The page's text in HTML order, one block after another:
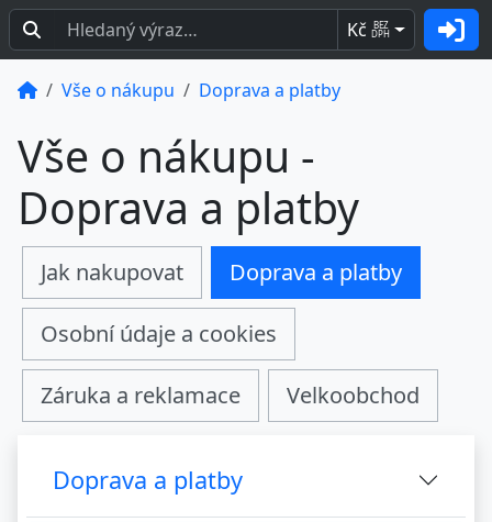
Kč BEZ
DPH
Vše o nákupu Doprava a platby
Vše o nákupu -
Doprava a platby
Jak nakupovat Doprava a platby
Osobní údaje a cookies
Záruka a reklamace Velkoobchod
Doprava a platby